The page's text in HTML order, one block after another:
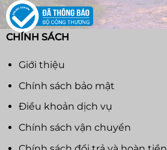
CHÍNH SÁCH
Giới thiệu
Chính sách bảo mật
Điều khoản dịch vụ
Chính sách vận chuyển